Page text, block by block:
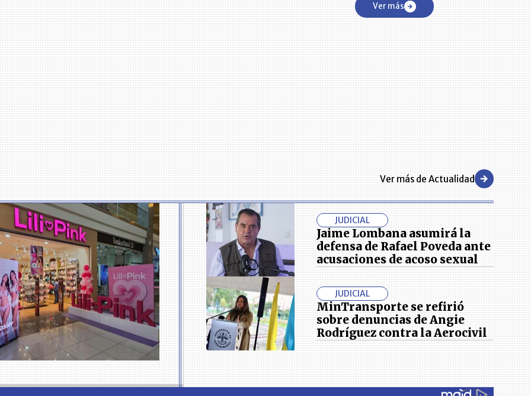
Ver más
Ver más de Actualidad
JUDICIAL
Jaime Lombana asumirá la
defensa de Rafael Poveda ante
acusaciones de acoso sexual
JUDICIAL
MinTransporte se refirió
sobre denuncias de Angie
Rodríguez contra la Aerocivil